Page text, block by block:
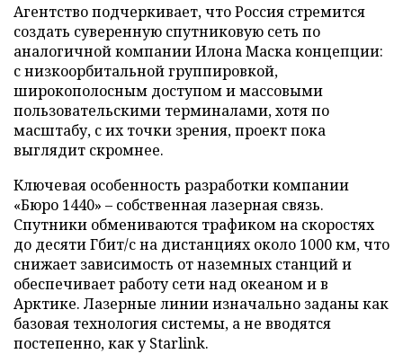
Агентство подчеркивает, что Россия стремится
создать суверенную спутниковую сеть по
аналогичной компании Илона Маска концепции:
с низкоорбитальной группировкой,
широкополосным доступом и массовыми
пользовательскими терминалами, хотя по
масштабу, с их точки зрения, проект пока
выглядит скромнее.
Ключевая особенность разработки компании
«Бюро 1440» – собственная лазерная связь.
Спутники обмениваются трафиком на скоростях
до десяти Гбит/с на дистанциях около 1000 км, что
снижает зависимость от наземных станций и
обеспечивает работу сети над океаном и в
Арктике. Лазерные линии изначально заданы как
базовая технология системы, а не вводятся
постепенно, как у Starlink.